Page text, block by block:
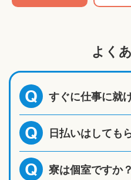
よく
Q すぐに仕事に就
Q 日払いはしても
Q 寮は個室ですか？